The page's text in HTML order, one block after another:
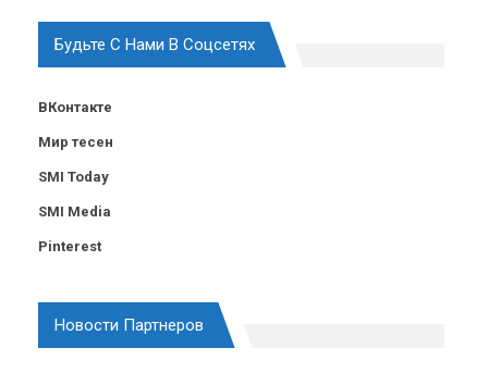
Будьте С Нами В Соцсетях
ВКонтакте
Мир тесен
SMI Today
SMI Media
Pinterest
Новости Партнеров